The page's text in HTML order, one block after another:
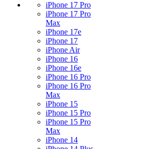
iPhone 17 Pro
iPhone 17 Pro
Max
iPhone 17e
iPhone 17
iPhone Air
iPhone 16
iPhone 16e
iPhone 16 Pro
iPhone 16 Pro
Max
iPhone 15
iPhone 15 Pro
iPhone 15 Pro
Max
iPhone 14